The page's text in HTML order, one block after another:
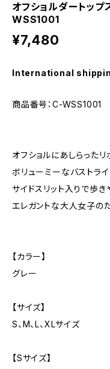
オフショルダートッ
WSS1001
¥7,480
International
商品番号：C-WSS1001
オフショルにあしらったリ
ボリューミーなバストライ
サイドスリット入りで歩き
エレガントな大人女子の
【カラー】
グレー
【サイズ】
S、M、L、XLサイズ
【Sサイズ】